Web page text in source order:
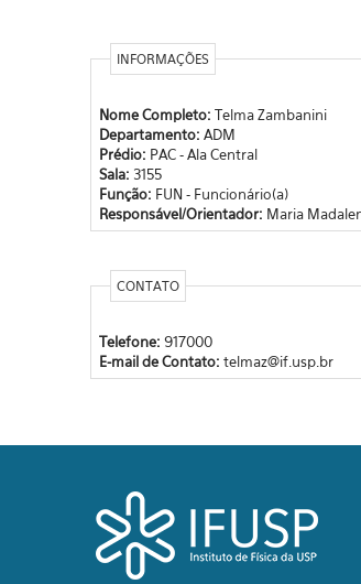
INFORMAÇÕES
Nome Completo: Telma Zambanini
Departamento: ADM
Prédio: PAC - Ala Central
Sala: 3155
Função: FUN - Funcionário(a)
Responsável/Orientador: Maria
CONTATO
Telefone: 917000
E-mail de Contato: telmaz@if.usp.br